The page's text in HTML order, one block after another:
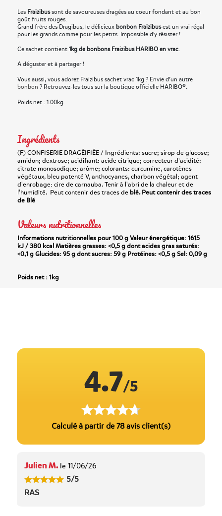
Les Fraizibussont de savoureuses dragées au coeur fondant et au bon
goût fruits rouges.
Grand frère des Dragibus, le délicieux bonbon Fraizibusest un vrai régal
pour les grands comme pour les petits. Impossible d'y résister !
Ce sachet contient 1kg de bonbons Fraizibus HARIBO en vrac.
A déguster et à partager !
Vous aussi, vous adorez Fraizibus sachet vrac 1kg ? Envie d’un autre
bonbon ? Retrouvez-les tous sur la boutique officielle HARIBO®.
Poids net : 1.00kg
Ingrédients
(F) CONFISERIE DRAGÉIFIÉE / Ingrédients: sucre; sirop de glucose;
amidon; dextrose; acidifiant: acide citrique; correcteur d'acidité:
citrate monosodique; arôme; colorants: curcumine, carotènes
végétaux, bleu patenté V, anthocyanes, charbon végétal; agent
d'enrobage: cire de carnauba. Tenir à l'abri de la chaleur et de
l'humidité. Peut contenir des traces de blé.Peut contenir des traces
de Blé
Valeurs nutritionnelles
Informations nutritionnelles pour 100 g Valeur énergétique: 1615
kJ / 380 kcal Matières grasses: <0,5 g dont acides gras saturés:
<0,1 g Glucides: 95 g dont sucres: 59 g Protéines: <0,5 g Sel: 0,09 g
Poids net :1kg
4.7/5
Calculé à partir de 78 avis client(s)
Julien M. le 11/06/26
5/5
RAS